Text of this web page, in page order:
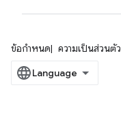
ข้อกำหนด ความเป็นส่วนตัว